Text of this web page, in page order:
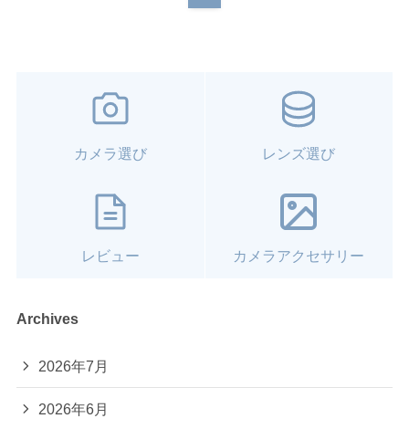
カメラ選び レンズ選び
レビュー カメラアクセサリー
Archives
2026年7月
2026年6月